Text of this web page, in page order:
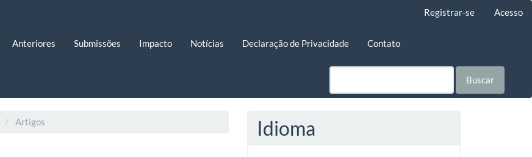
Registrar-se Acesso
Anteriores Submissões Impacto Notícias Declaração de Privacidade Contato
Buscar
Artigos Idioma